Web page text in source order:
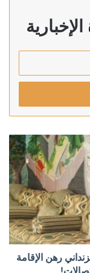
رهن الإقامة